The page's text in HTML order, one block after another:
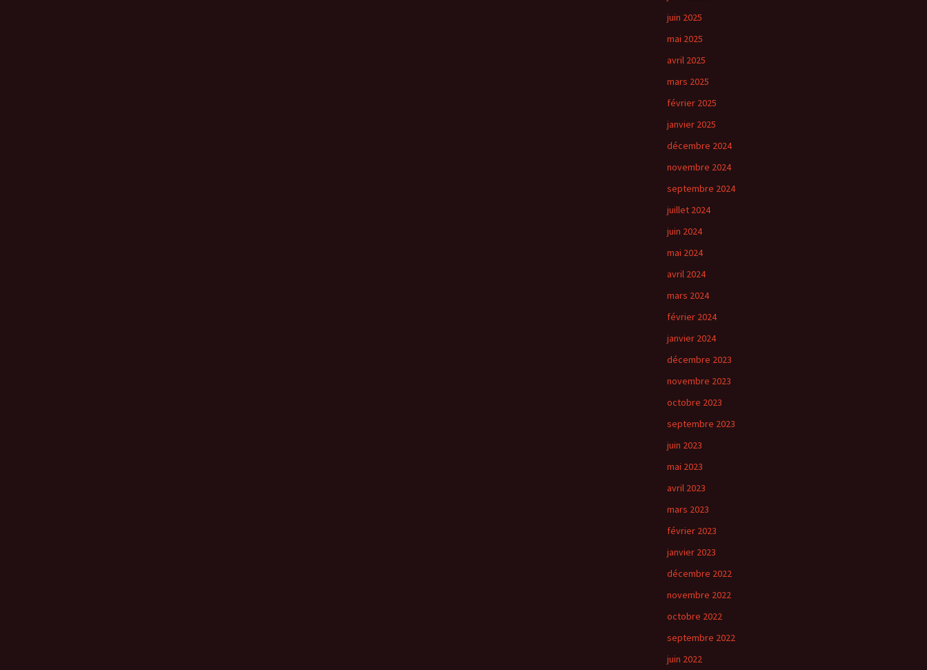
juin 2025
mai 2025
avril 2025
mars 2025
février 2025
janvier 2025
décembre 2024
novembre 2024
septembre 2024
juillet 2024
juin 2024
mai 2024
avril 2024
mars 2024
février 2024
janvier 2024
décembre 2023
novembre 2023
octobre 2023
septembre 2023
juin 2023
mai 2023
avril 2023
mars 2023
février 2023
janvier 2023
décembre 2022
novembre 2022
octobre 2022
septembre 2022
juin 2022